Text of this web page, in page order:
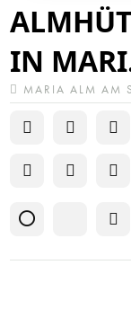
IN
MARIA ALM AM